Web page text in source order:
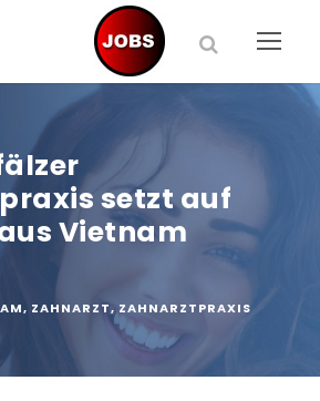
setzt auf
Vietnam
, ZAHNARZT, ZAHNARZTPRAXIS